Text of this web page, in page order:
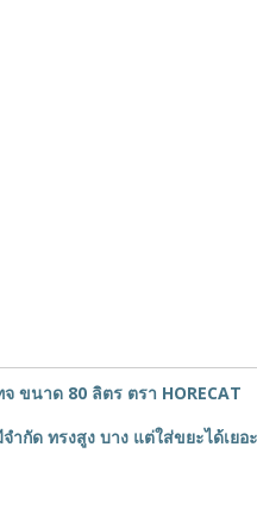
ขนาด 80 ลิตร ตรา HORECAT
กัด ทรงสูง บาง แต่ใส่ขยะได้เยอ